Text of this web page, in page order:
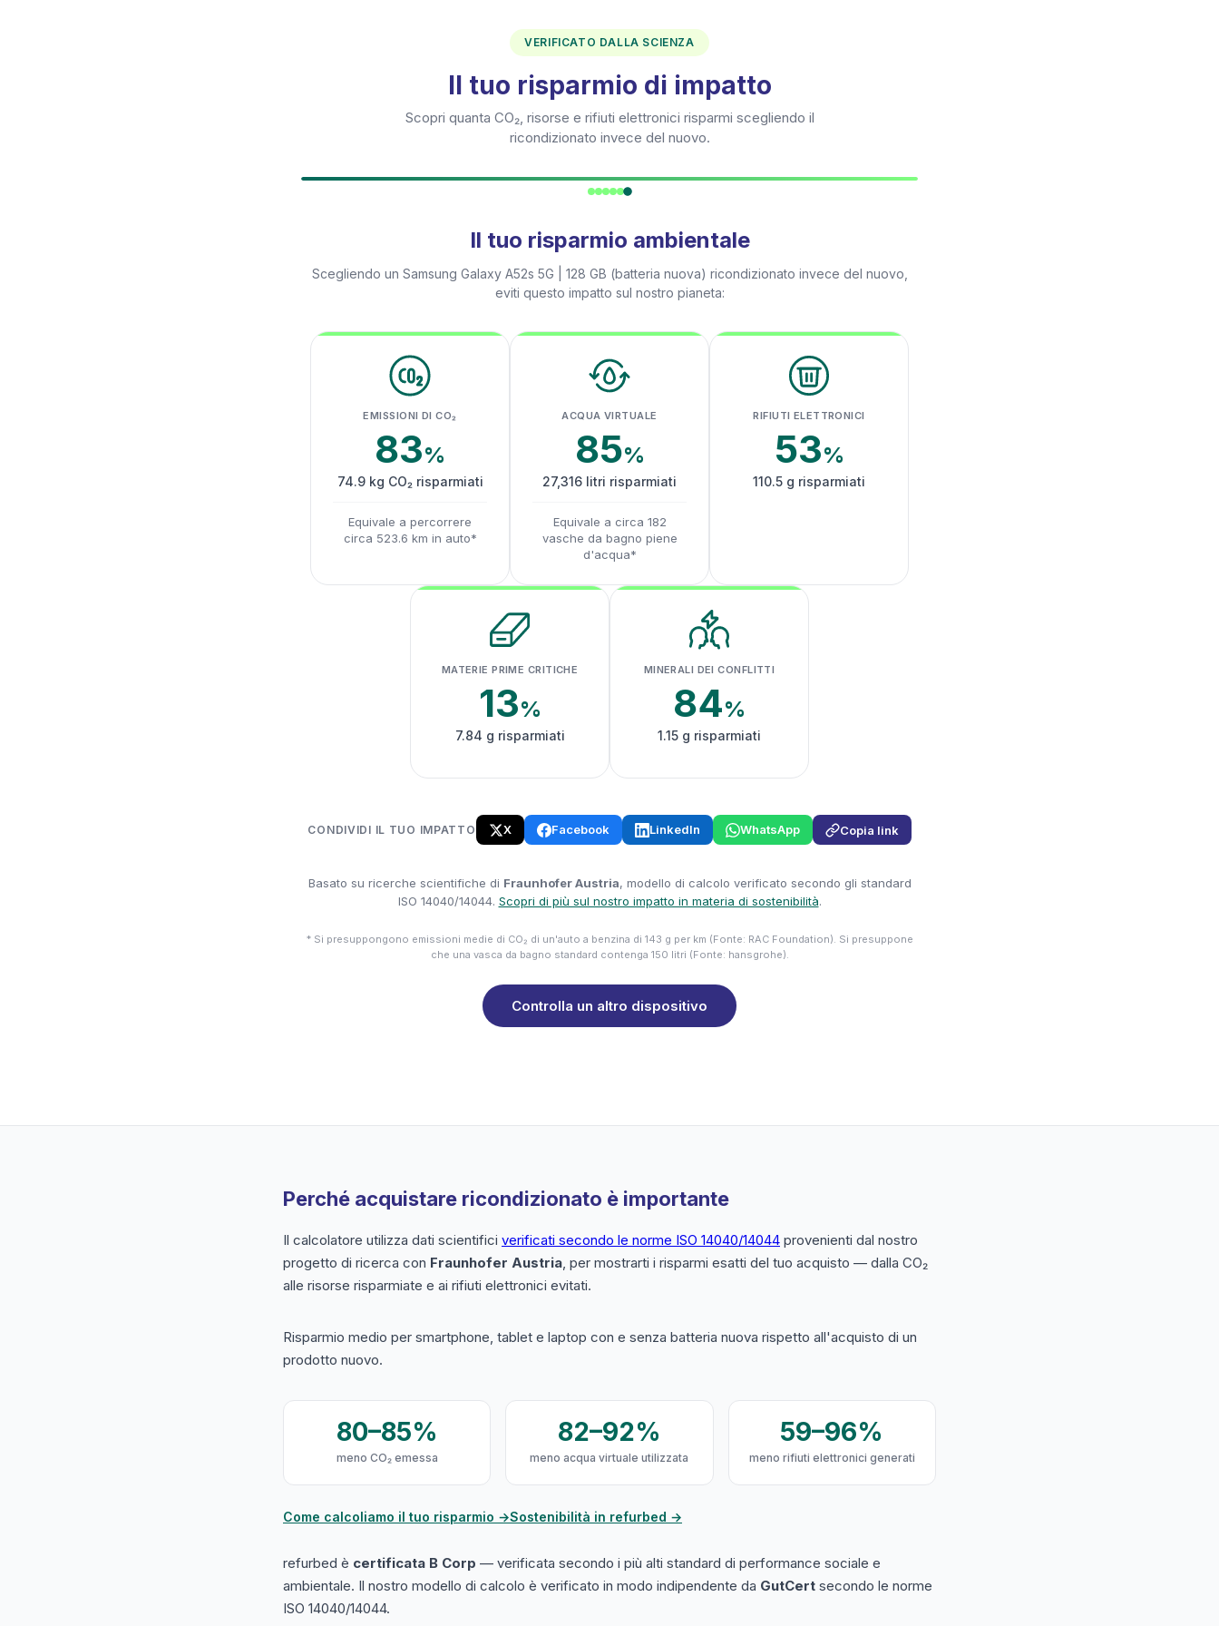
VERIFICATO DALLA SCIENZA
Il tuo risparmio di impatto
Scopri quanta CO₂, risorse e rifiuti elettronici risparmi scegliendo il
ricondizionato invece del nuovo.
Il tuo risparmio ambientale
Scegliendo un Samsung Galaxy A52s 5G | 128 GB (batteria nuova) ricondizionato invece del nuovo,
eviti questo impatto sul nostro pianeta:
EMISSIONI DI CO₂
83%
74.9 kg CO₂ risparmiati
Equivale a percorrere
circa 523.6 km in auto*
ACQUA VIRTUALE
85%
27,316 litri risparmiati
Equivale a circa 182
vasche da bagno piene
d'acqua*
RIFIUTI ELETTRONICI
53%
110.5 g risparmiati
MATERIE PRIME CRITICHE
13%
7.84 g risparmiati
MINERALI DEI CONFLITTI
84%
1.15 g risparmiati
CONDIVIDI IL TUO IMPATTO X Facebook LinkedIn WhatsApp Copia link
Basato su ricerche scientifiche di Fraunhofer Austria, modello di calcolo verificato secondo gli standard
ISO 14040/14044. Scopri di più sul nostro impatto in materia di sostenibilità.
* Si presuppongono emissioni medie di CO₂ di un'auto a benzina di 143 g per km (Fonte: RAC Foundation). Si presuppone
che una vasca da bagno standard contenga 150 litri (Fonte: hansgrohe).
Controlla un altro dispositivo
Perché acquistare ricondizionato è importante
Il calcolatore utilizza dati scientifici verificati secondo le norme ISO 14040/14044 provenienti dal nostro
progetto di ricerca con Fraunhofer Austria, per mostrarti i risparmi esatti del tuo acquisto — dalla CO₂
alle risorse risparmiate e ai rifiuti elettronici evitati.
Risparmio medio per smartphone, tablet e laptop con e senza batteria nuova rispetto all'acquisto di un
prodotto nuovo.
80–85%
meno CO₂ emessa
82–92%
meno acqua virtuale utilizzata
59–96%
meno rifiuti elettronici generati
Come calcoliamo il tuo risparmio →Sostenibilità in refurbed →
refurbed è certificata B Corp — verificata secondo i più alti standard di performance sociale e
ambientale. Il nostro modello di calcolo è verificato in modo indipendente da GutCert secondo le norme
ISO 14040/14044.